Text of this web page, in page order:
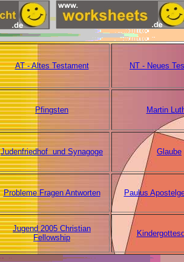
AT - Altes Testament NT - Neues
Pfingsten Martin
Judenfriedhof und Synagoge Glaube
Probleme Fragen Antworten Paulus
Jugend 2005 Christian
Fellowship